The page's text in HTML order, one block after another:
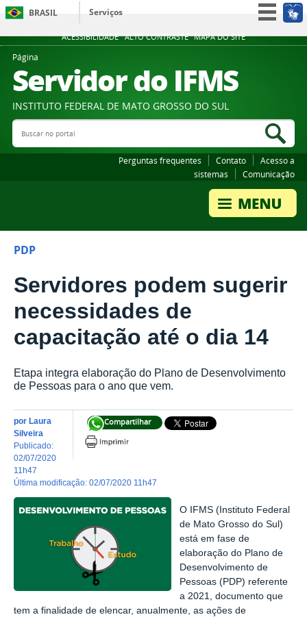
ACESSIBILIDADE ALTO CONTRASTE MAPA DO SITE
BRASIL
Serviços
Participe
Legislação
Canais
Página
Servidor do IFMS
INSTITUTO FEDERAL DE MATO GROSSO DO SUL
Buscar no portal
Perguntas frequentes Contato
Acesso a
sistemas
Comunicação
PDP
Servidores podem sugerir
necessidades de
capacitação até o dia 14
Etapa integra elaboração do Plano de Desenvolvimento
de Pessoas para o ano que vem.
Compartilhar
por Laura
Silveira
publicado:
02/07/2020
11h47
última modificação: 02/07/2020 11h47
O IFMS (Instituto Federal
de Mato Grosso do Sul)
está em fase de
elaboração do Plano de
Desenvolvimento de
Pessoas (PDP) referente
a 2021, documento que
tem a finalidade de elencar, anualmente, as ações de